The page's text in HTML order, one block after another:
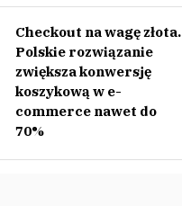
Checkout na wagę złota.
Polskie rozwiązanie
zwiększa konwersję
koszykową w e-
commerce nawet do
70%